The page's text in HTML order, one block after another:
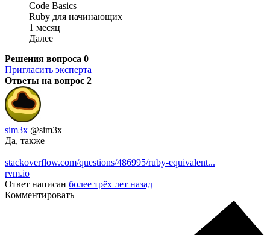
Code Basics
Ruby для начинающих
1 месяц
Далее
Решения вопроса 0
Пригласить эксперта
Ответы на вопрос 2
sim3x @sim3x
Да, также
stackoverflow.com/questions/486995/ruby-equivalent...
rvm.io
Ответ написан более трёх лет назад
Комментировать